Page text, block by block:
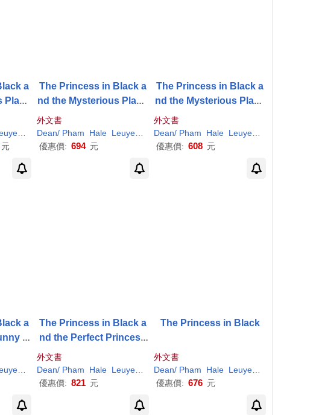
a
ILT) Shannon/
Hale
元
The Princess in Black a
nd the Mysterious Playd
外文書
Dean/ Pham Hale Leuyen ILT) Shannon/
Hale
優惠價: 694 元
The Princess in Black a
nd the Mysterious Playd
外文書
Dean/ Pham Hale Leuyen
優惠價: 608 元
a
H
ILT) Shannon/
Hale
The Princess in Black a
nd the Perfect Princess
外文書
Dean/ Pham Hale Leuyen ILT) Shannon/
Hale
優惠價: 821 元
The Princess in Black
外文書
Dean/ Pham Hale Leuyen
優惠價: 676 元